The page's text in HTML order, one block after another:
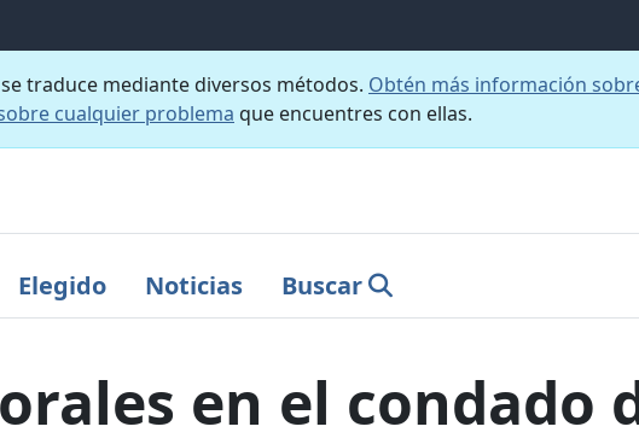
traduce mediante diversos métodos. Obtén más información
cualquier problema que encuentres con ellas.
Elegido Noticias Buscar
en el condado